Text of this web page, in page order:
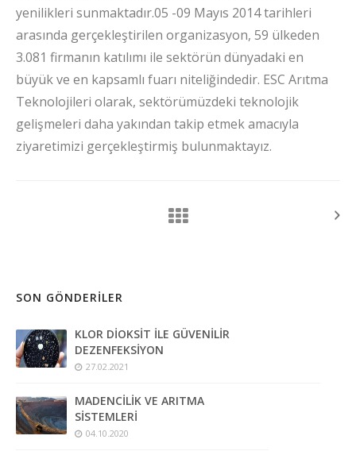
yenilikleri sunmaktadır.05 -09 Mayıs 2014 tarihleri
arasında gerçekleştirilen organizasyon, 59 ülkeden
3.081 firmanın katılımı ile sektörün dünyadaki en
büyük ve en kapsamlı fuarı niteliğindedir. ESC Arıtma
Teknolojileri olarak, sektörümüzdeki teknolojik
gelişmeleri daha yakından takip etmek amacıyla
ziyaretimizi gerçekleştirmiş bulunmaktayız.
SON GÖNDERILER
KLOR DİOKSİT İLE GÜVENİLİR
DEZENFEKSİYON
27.02.2021
MADENCİLİK VE ARITMA
SİSTEMLERİ
04.10.2020